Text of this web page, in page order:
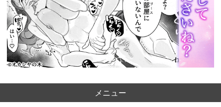
メニュー